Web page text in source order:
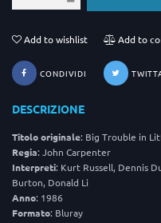
Add to wishlist Add to
CONDIVIDI
DESCRIZIONE
Titolo originale: Big Trouble in
Regia: John Carpenter
Interpreti: Kurt Russell, Dennis
Burton, Donald Li
Anno: 1986
Formato: Bluray